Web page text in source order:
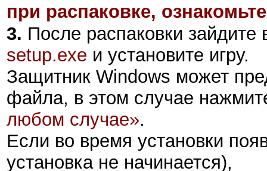
при распаковке,
3. После распаковки зайдите
setup.exe и установите игру.
Защитник Windows может
файла, в этом случае
любом случае».
Если во время установки
установка не начинается),